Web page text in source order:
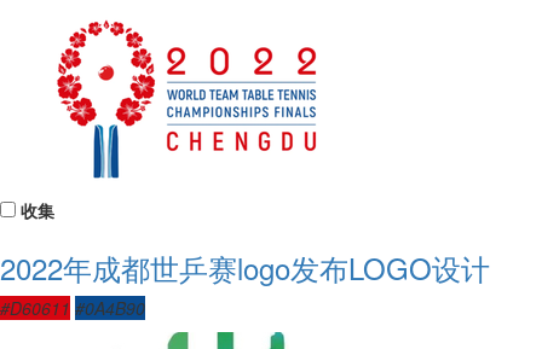
收集
2022年成都世乒赛logo发布LOGO设计
#D60611 #0A4B90